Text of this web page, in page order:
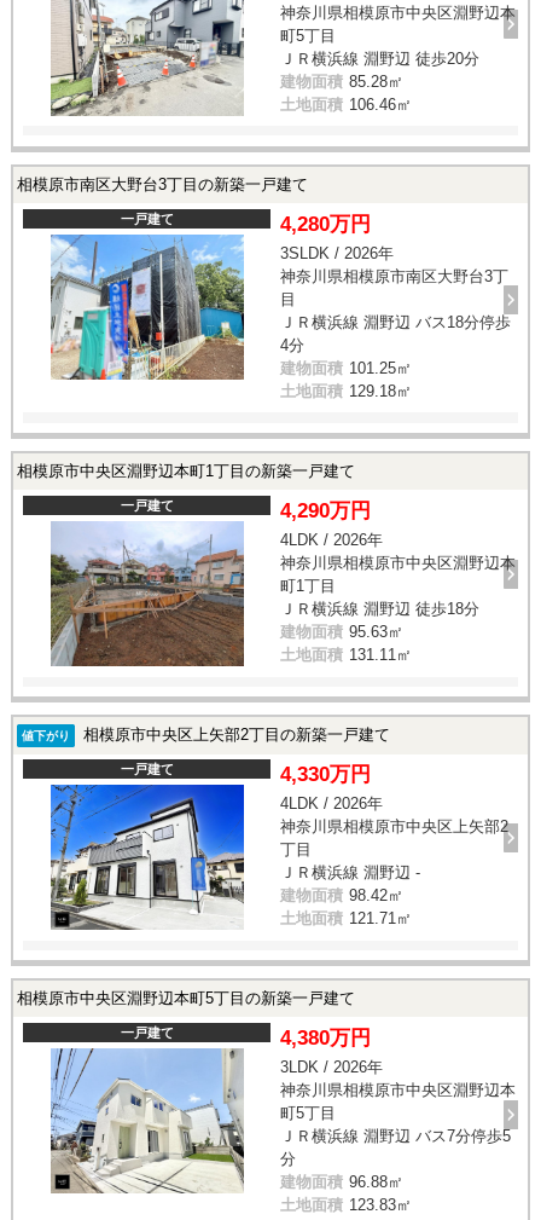
神奈川県相模原市中央区淵野辺本
町5丁目
ＪＲ横浜線 淵野辺 徒歩20分
建物面積 85.28㎡
土地面積 106.46㎡
相模原市南区大野台3丁目の新築一戸建て
一戸建て 4,280万円
3SLDK / 2026年
神奈川県相模原市南区大野台3丁
目
ＪＲ横浜線 淵野辺 バス18分停歩
4分
建物面積 101.25㎡
土地面積 129.18㎡
相模原市中央区淵野辺本町1丁目の新築一戸建て
一戸建て 4,290万円
4LDK / 2026年
神奈川県相模原市中央区淵野辺本
町1丁目
ＪＲ横浜線 淵野辺 徒歩18分
建物面積 95.63㎡
土地面積 131.11㎡
値下がり 相模原市中央区上矢部2丁目の新築一戸建て
一戸建て 4,330万円
4LDK / 2026年
神奈川県相模原市中央区上矢部2
丁目
ＪＲ横浜線 淵野辺 -
建物面積 98.42㎡
土地面積 121.71㎡
相模原市中央区淵野辺本町5丁目の新築一戸建て
一戸建て 4,380万円
3LDK / 2026年
神奈川県相模原市中央区淵野辺本
町5丁目
ＪＲ横浜線 淵野辺 バス7分停歩5
分
建物面積 96.88㎡
土地面積 123.83㎡